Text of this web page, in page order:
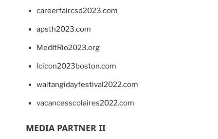
careerfaircsd2023.com
apsth2023.com
MedItRio2023.org
lcicon2023boston.com
waitangidayfestival2022.com
vacancesscolaires2022.com
MEDIA PARTNER II